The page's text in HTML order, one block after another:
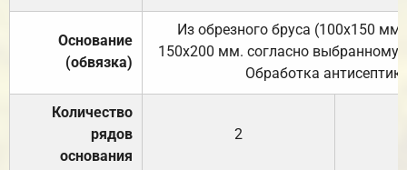
Основание
(обвязка)
Из обрезного бруса (100х150
150х200 мм. согласно выбранному
Обработка
Количество
рядов
основания
2